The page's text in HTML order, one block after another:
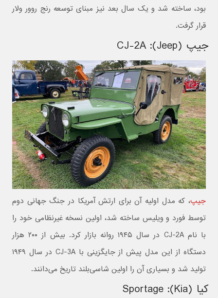
بود، ساخته شد و یک سال بعد نیز مبنای توسعه رنج روور ولار
قرار گرفت.
جیپ (Jeep): CJ-2A
جیپ، که مدل اولیه آن برای ارتش آمریکا در جنگ جهانی دوم
توسط فورد و ویلیس ساخته شد، اولین نسخه غیرنظامی خود را
با نام CJ-2A در سال ۱۹۴۵ روانه بازار کرد. بیش از ۲۰۰ هزار
دستگاه از این مدل پیش از جایگزینی با CJ-3A در سال ۱۹۴۹
تولید شد و بسیاری آن را اولین شاسی‌بلند تاریخ می‌دانند.
کیا (Kia): Sportage